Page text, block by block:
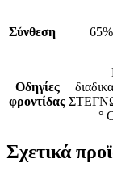
Σύνθεση
Οδηγίες
φροντίδας
°
Σχετικά